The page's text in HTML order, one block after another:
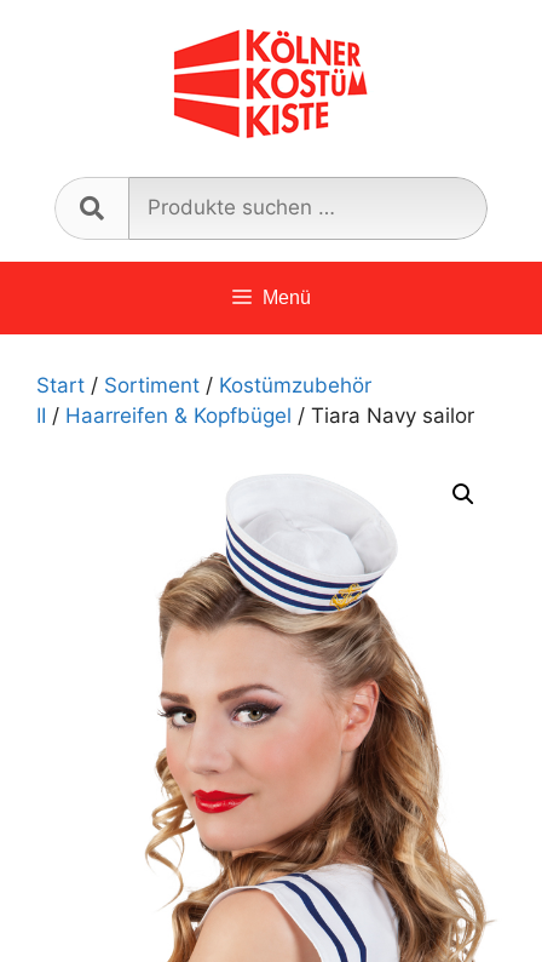
nach:
Menü
Start / Sortiment / Kostümzubehör
II / Haarreifen & Kopfbügel / Tiara Navy sailor